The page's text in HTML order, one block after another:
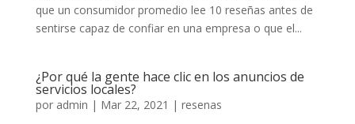
que un consumidor promedio lee 10 reseñas antes de
sentirse capaz de confiar en una empresa o que el...
¿Por qué la gente hace clic en los anuncios de
servicios locales?
por admin | Mar 22, 2021 | resenas